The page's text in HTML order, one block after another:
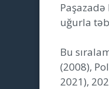
uğurla
Bu
(2008),
2021),